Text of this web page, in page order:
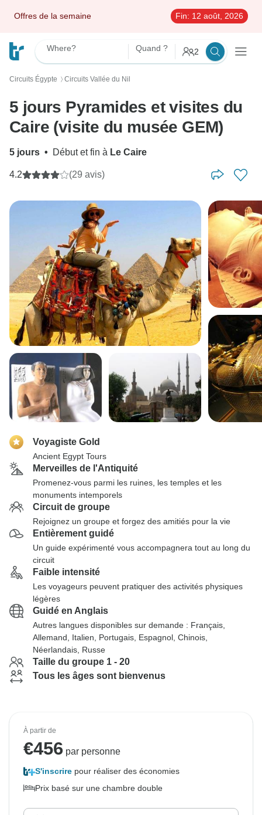
Offres de la semaine Fin: 12 août, 2026
Where? Quand ? 2
Circuits Égypte 〉 Circuits Vallée du Nil
5 jours Pyramides et visites du
Caire (visite du musée GEM)
5 jours • Début et fin à Le Caire
4.2 (29 avis)
Voyagiste Gold
Ancient Egypt Tours
Merveilles de l'Antiquité
Promenez-vous parmi les ruines, les temples et les
monuments intemporels
Circuit de groupe
Rejoignez un groupe et forgez des amitiés pour la vie
Entièrement guidé
Un guide expérimenté vous accompagnera tout au long du
circuit
Faible intensité
Les voyageurs peuvent pratiquer des activités physiques
légères
Guidé en Anglais
Autres langues disponibles sur demande : Français,
Allemand, Italien, Portugais, Espagnol, Chinois,
Néerlandais, Russe
Taille du groupe 1 - 20
Tous les âges sont bienvenus
À partir de
€456 par personne
S'inscrire pour réaliser des économies
Prix basé sur une chambre double